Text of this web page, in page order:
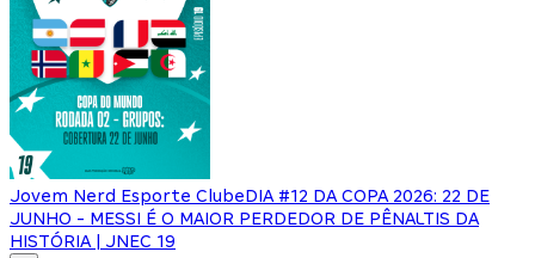
Jovem Nerd Esporte ClubeDIA #12 DA COPA 2026: 22 DE
JUNHO - MESSI É O MAIOR PERDEDOR DE PÊNALTIS DA
HISTÓRIA | JNEC 19